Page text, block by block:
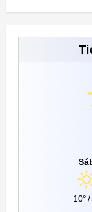
10°/